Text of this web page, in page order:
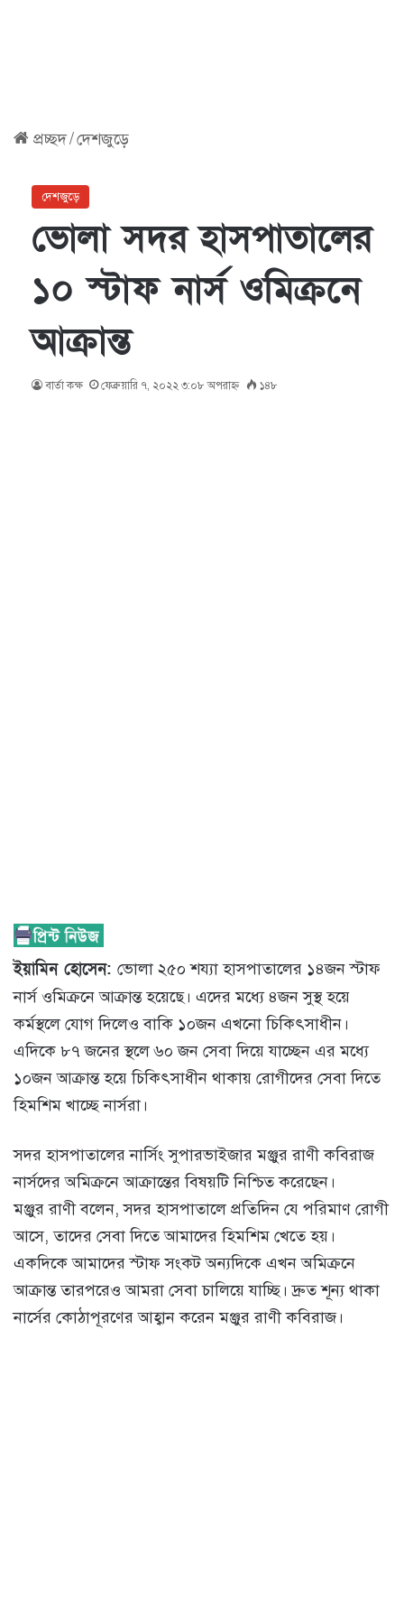
প্রচ্ছদ/দেশজুড়ে
দেশজুড়ে
ভোলা সদর হাসপাতালের
১০ স্টাফ নার্স ওমিক্রনে
আক্রান্ত
বার্তা কক্ষ ফেব্রুয়ারি ৭, ২০২২ ৩:০৮ অপরাহ্ণ ১৪৮
ইয়ামিন হোসেন: ভোলা ২৫০ শয্যা হাসপাতালের ১৪জন স্টাফ
নার্স ওমিক্রনে আক্রান্ত হয়েছে। এদের মধ্যে ৪জন সুস্থ হয়ে
কর্মস্থলে যোগ দিলেও বাকি ১০জন এখনো চিকিৎসাধীন।
এদিকে ৮৭ জনের স্থলে ৬০ জন সেবা দিয়ে যাচ্ছেন এর মধ্যে
১০জন আক্রান্ত হয়ে চিকিৎসাধীন থাকায় রোগীদের সেবা দিতে
হিমশিম খাচ্ছে নার্সরা।
সদর হাসপাতালের নার্সিং সুপারভাইজার মঞ্জুর রাণী কবিরাজ
নার্সদের অমিক্রনে আক্রান্তের বিষয়টি নিশ্চিত করেছেন।
মঞ্জুর রাণী বলেন, সদর হাসপাতালে প্রতিদিন যে পরিমাণ রোগী
আসে, তাদের সেবা দিতে আমাদের হিমশিম খেতে হয়।
একদিকে আমাদের স্টাফ সংকট অন্যদিকে এখন অমিক্রনে
আক্রান্ত তারপরেও আমরা সেবা চালিয়ে যাচ্ছি। দ্রুত শূন্য থাকা
নার্সের কোঠাপূরণের আহ্বান করেন মঞ্জুর রাণী কবিরাজ।